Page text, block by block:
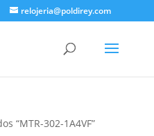
relojeria@poldirey.com
“MTR-302-1A4VF”